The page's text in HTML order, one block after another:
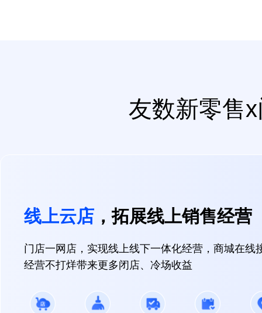
友数新零售
线上云店 ，拓展线上销售经营
门店一网店，实现线上线下一体化经营，商城在线
经营不打烊带来更多闭店、冷场收益